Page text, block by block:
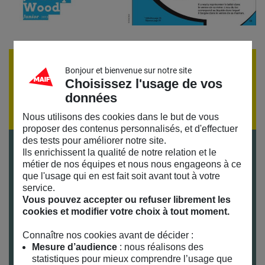
ÉVÈNEMENT TERMINÉ
Si vous souhaitez recevoir la programmation par
inscrivez-vous à notre lettre d'information
Infos pratiques :
Visites du 14 janvier au 29 mars 2017
Tous les samedis à 11h et 15h
Visites gratuites
Réservation obligatoire
Visite recommandée à partir de 6 ans
Bonjour et bienvenue sur notre site
Choisissez l'usage de vos
données
Nous utilisons des cookies dans le but de vous
proposer des contenus personnalisés, et d'effectuer
des tests pour améliorer notre site.
Ils enrichissent la qualité de notre relation et le
métier de nos équipes et nous nous engageons à ce
que l'usage qui en est fait soit avant tout à votre
service.
Vous pouvez accepter ou refuser librement les
cookies et modifier votre choix à tout moment.
Connaître nos cookies avant de décider :
Mesure d’audience: nous réalisons des
statistiques pour mieux comprendre l’usage que